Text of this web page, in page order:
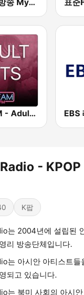
Beam FM - Adult Hits EBS
- KPOP
K팝
는 2004년에 설립된
리 방송단체입니다.
는 아시안 아티스트
되고 있습니다.
는 북미 사회의 아시